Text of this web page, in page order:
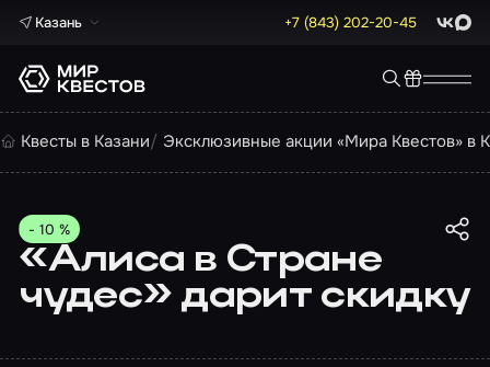
Казань +7 (843) 202-20-45 Max
Квесты в Казани Эксклюзивные акции «Мира Квестов» в
- 10 %
«Алиса в Стране
чудес» дарит скидку